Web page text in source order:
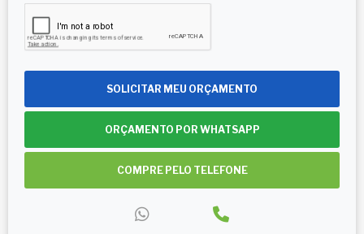
SOLICITAR MEU ORÇAMENTO
ORÇAMENTO POR WHATSAPP
COMPRE PELO TELEFONE